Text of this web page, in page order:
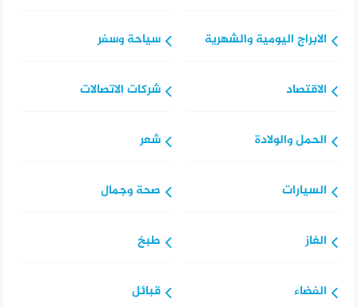
الابراج اليومية والشهرية
الاقتصاد
الحمل والولادة
السيارات
الغاز
الفضاء
سياحة وسفر
شركات الاتصالات
شعر
صحة وجمال
طبخ
قبائل